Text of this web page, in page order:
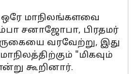
ஒரே மாநிலங்களவை
சனாஜோபா, பிரதமர்
வரவேற்று, இது
"மிகவும்
கூறினார்.